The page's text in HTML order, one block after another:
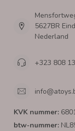
5627BR
Nederland
+323 808
KVK nummer:
btw-nummer: